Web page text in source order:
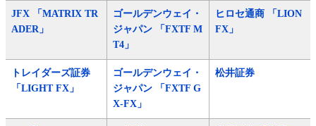
JFX 「MATRIX TR
ADER」
ゴールデンウェイ・
ジャパン 「FXTF M
T4」
ヒロセ通商 「LION
FX」
トレイダーズ証券
「LIGHT FX」
ゴールデンウェイ・
ジャパン 「FXTF G
X-FX」
松井証券